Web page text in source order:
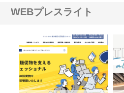
WEBプレスライト